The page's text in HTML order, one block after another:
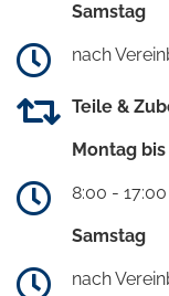
Samstag
nach
Teile &
Montag
8:00 -
Samstag
nach